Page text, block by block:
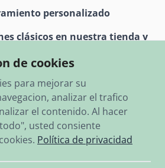
personalizado
clásicos en nuestra tienda y
a todo el mundo
de cookies
para mejorar su
analizar el trafico
el contenido. Al hacer
usted consiente
Política de privacidad